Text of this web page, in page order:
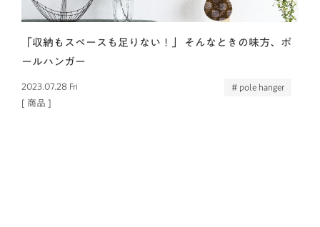
「収納もスペースも足りない！」 そんなときの味方、ポ
ールハンガー
2023.07.28 Fri
[ 商品 ]
# pole hanger